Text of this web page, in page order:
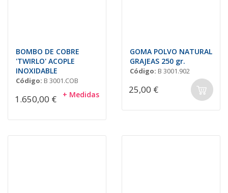
BOMBO DE COBRE
'TWIRLO' ACOPLE
INOXIDABLE
Código: B 3001.COB
1.650,00 € + Medidas
GOMA POLVO NATURAL
GRAJEAS 250 gr.
Código: B 3001.902
25,00 €